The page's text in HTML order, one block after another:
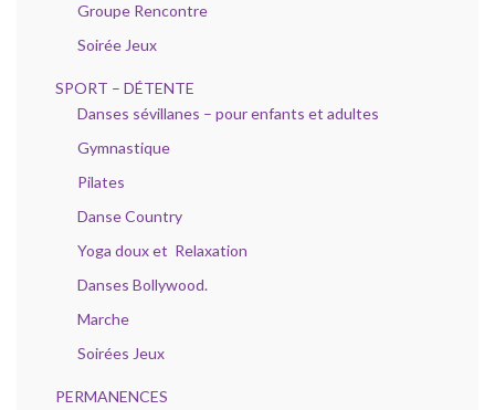
Groupe Rencontre
Soirée Jeux
SPORT – DÉTENTE
Danses sévillanes – pour enfants et adultes
Gymnastique
Pilates
Danse Country
Yoga doux et Relaxation
Danses Bollywood.
Marche
Soirées Jeux
PERMANENCES